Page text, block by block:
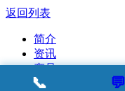
返回列表
📞 💬
简介
资讯
产品
案例